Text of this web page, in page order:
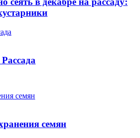
семян
семян